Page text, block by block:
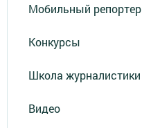
Мобильный репортер
Конкурсы
Школа журналистики
Видео